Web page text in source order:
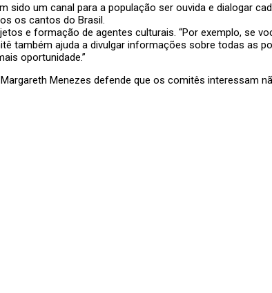
um canal para a população ser ouvida e dialogar
os cantos do Brasil.
e formação de agentes culturais. “Por exemplo, se
também ajuda a divulgar informações sobre todas as
oportunidade.”
Menezes defende que os comitês interessam